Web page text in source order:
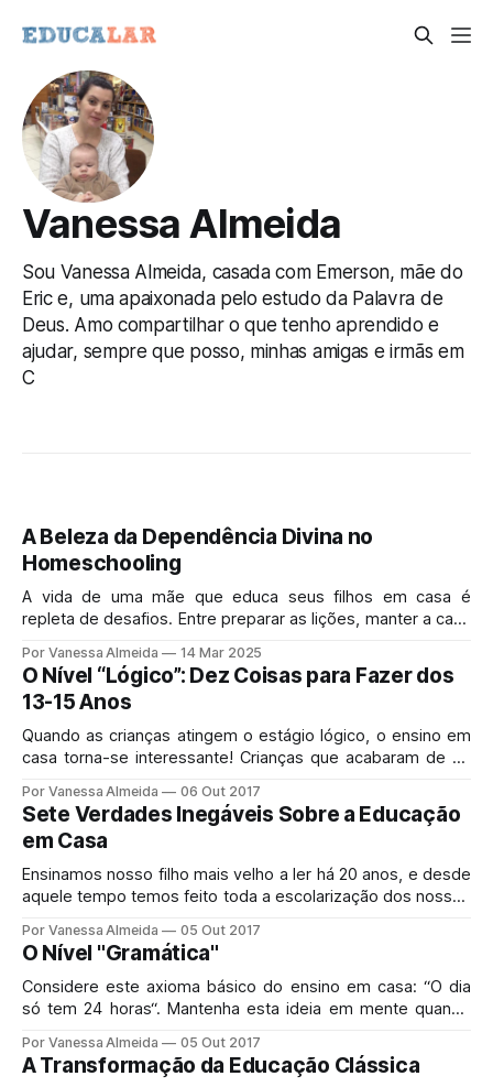
Vanessa Almeida
Sou Vanessa Almeida, casada com Emerson, mãe do
Eric e, uma apaixonada pelo estudo da Palavra de
Deus. Amo compartilhar o que tenho aprendido e
ajudar, sempre que posso, minhas amigas e irmãs em
C
A Beleza da Dependência Divina no
Homeschooling
A vida de uma mãe que educa seus filhos em casa é
repleta de desafios. Entre preparar as lições, manter a casa
espirituais dos filhos, muitas vezes nos sentimos
sobrecarregadas.
Por Vanessa Almeida 14 Mar 2025
O Nível “Lógico”: Dez Coisas para Fazer dos
13-15 Anos
Quando as crianças atingem o estágio lógico, o ensino em
casa torna-se interessante! Crianças que acabaram de se
questionadoras e racionais. Elas não ficam mais satisfeitas
em saber o que aconteceu; elas querem saber o por quê.
Por Vanessa Almeida 06 Out 2017
Sete Verdades Inegáveis Sobre a Educação
em Casa
Ensinamos nosso filho mais velho a ler há 20 anos, e desde
aquele tempo temos feito toda a escolarização dos nossos
milhares de crianças sendo educadas em casa nos Estados
Unidos.
Por Vanessa Almeida 05 Out 2017
O Nível "Gramática"
Considere este axioma básico do ensino em casa: “O dia
só tem 24 horas“. Mantenha esta ideia em mente quando
seu filho irá estudar nos seus anos de escolaridade. Qual a
melhor maneira de usar o tempo a cada dia?
Por Vanessa Almeida 05 Out 2017
A Transformação da Educação Clássica